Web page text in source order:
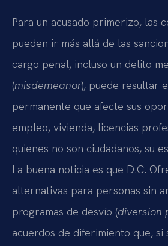
Para un acusado primerizo, las
pueden ir más allá de las
cargo penal, incluso un delito
(misdemeanor), puede resultar
permanente que afecte sus
empleo, vivienda, licencias
quienes no son ciudadanos, su
La buena noticia es que D.C.
alternativas para personas sin
programas de desvío (diversion
acuerdos de diferimiento que,